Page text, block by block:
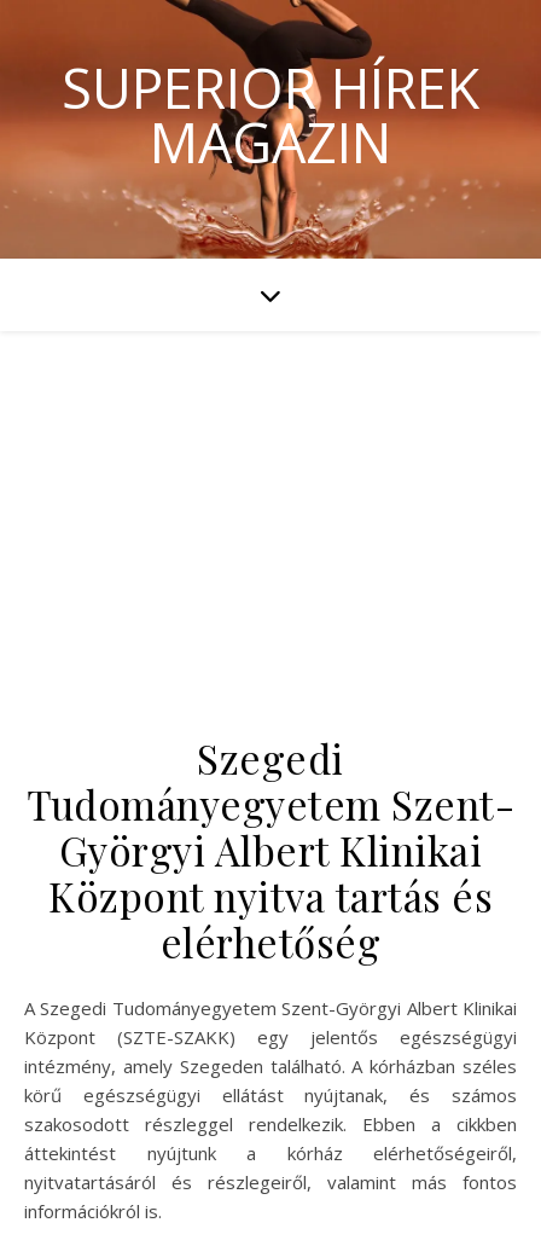
SUPERIOR HÍREK
MAGAZIN
Szegedi
Tudományegyetem Szent-
Györgyi Albert Klinikai
Központ nyitva tartás és
elérhetőség
A Szegedi Tudományegyetem Szent-Györgyi Albert Klinikai
Központ (SZTE-SZAKK) egy jelentős egészségügyi
intézmény, amely Szegeden található. A kórházban széles
körű egészségügyi ellátást nyújtanak, és számos
szakosodott részleggel rendelkezik. Ebben a cikkben
áttekintést nyújtunk a kórház elérhetőségeiről,
nyitvatartásáról és részlegeiről, valamint más fontos
információkról is.